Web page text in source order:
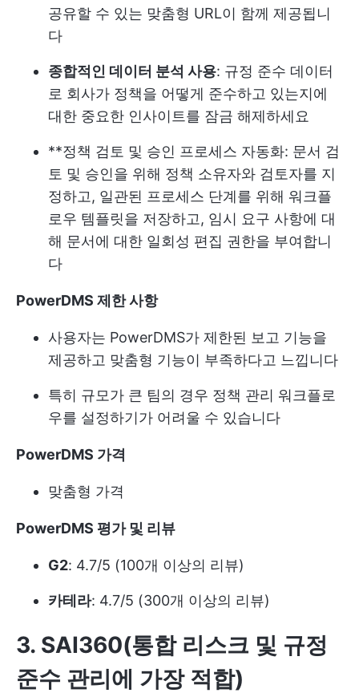
공유할 수 있는 맞춤형 URL이 함께 제공됩니
다
종합적인 데이터 분석 사용: 규정 준수 데이터
로 회사가 정책을 어떻게 준수하고 있는지에
대한 중요한 인사이트를 잠금 해제하세요
**정책 검토 및 승인 프로세스 자동화: 문서 검
토 및 승인을 위해 정책 소유자와 검토자를 지
정하고, 일관된 프로세스 단계를 위해 워크플
로우 템플릿을 저장하고, 임시 요구 사항에 대
해 문서에 대한 일회성 편집 권한을 부여합니
다
PowerDMS 제한 사항
사용자는 PowerDMS가 제한된 보고 기능을
제공하고 맞춤형 기능이 부족하다고 느낍니다
특히 규모가 큰 팀의 경우 정책 관리 워크플로
우를 설정하기가 어려울 수 있습니다
PowerDMS 가격
맞춤형 가격
PowerDMS 평가 및 리뷰
G2: 4.7/5 (100개 이상의 리뷰)
카테라: 4.7/5 (300개 이상의 리뷰)
3. SAI360(통합 리스크 및 규정
준수 관리에 가장 적합)